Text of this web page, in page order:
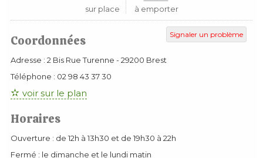
sur place à emporter
Signaler un problème
Coordonnées
Adresse : 2 Bis Rue Turenne -29200 Brest
Téléphone : 02 98 43 37 30
voir sur le plan
Horaires
Ouverture : de 12h à 13h30 et de 19h30 à 22h
Fermé : le dimanche et le lundi matin